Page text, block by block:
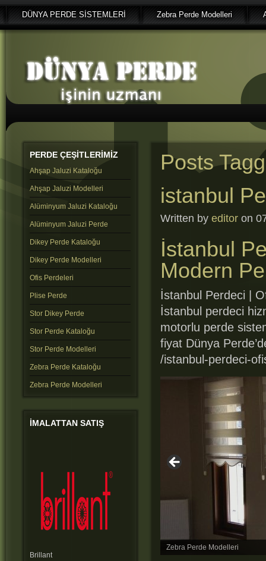
DÜNYA PERDE SİSTEMLERİ Zebra Perde Modelleri
Posts
istanbul
Written by editor on
İstanbul
Modern
İstanbul Perdeci |
İstanbul perdeci
motorlu perde
fiyat Dünya
/istanbul-perdeci-
Zebra Perde Modelleri
PERDE ÇEŞİTLERİMİZ
Ahşap Jaluzi Kataloğu
Ahşap Jaluzi Modelleri
Alüminyum Jaluzi Kataloğu
Alüminyum Jaluzi Perde
Dikey Perde Kataloğu
Dikey Perde Modelleri
Ofis Perdeleri
Plise Perde
Stor Dikey Perde
Stor Perde Kataloğu
Stor Perde Modelleri
Zebra Perde Kataloğu
Zebra Perde Modelleri
IMALATTAN SATIŞ
Brillant